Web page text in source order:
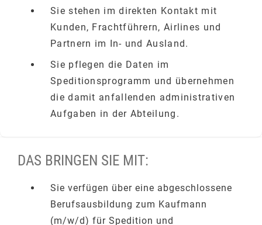
Sie stehen im direkten Kontakt mit
Kunden, Frachtführern, Airlines und
Partnern im In- und Ausland.
Sie pflegen die Daten im
Speditionsprogramm und übernehmen
die damit anfallenden administrativen
Aufgaben in der Abteilung.
DAS BRINGEN SIE MIT:
Sie verfügen über eine abgeschlossene
Berufsausbildung zum Kaufmann
(m/w/d) für Spedition und